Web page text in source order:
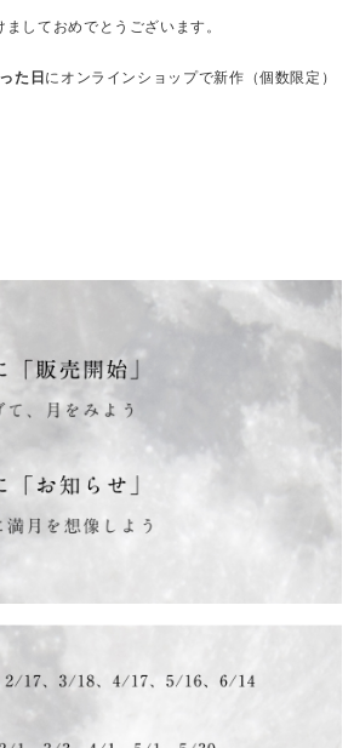
しておめでとうございます。
た日にオンラインショップで新作（個数限定）